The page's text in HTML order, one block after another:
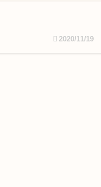
2020/11/19